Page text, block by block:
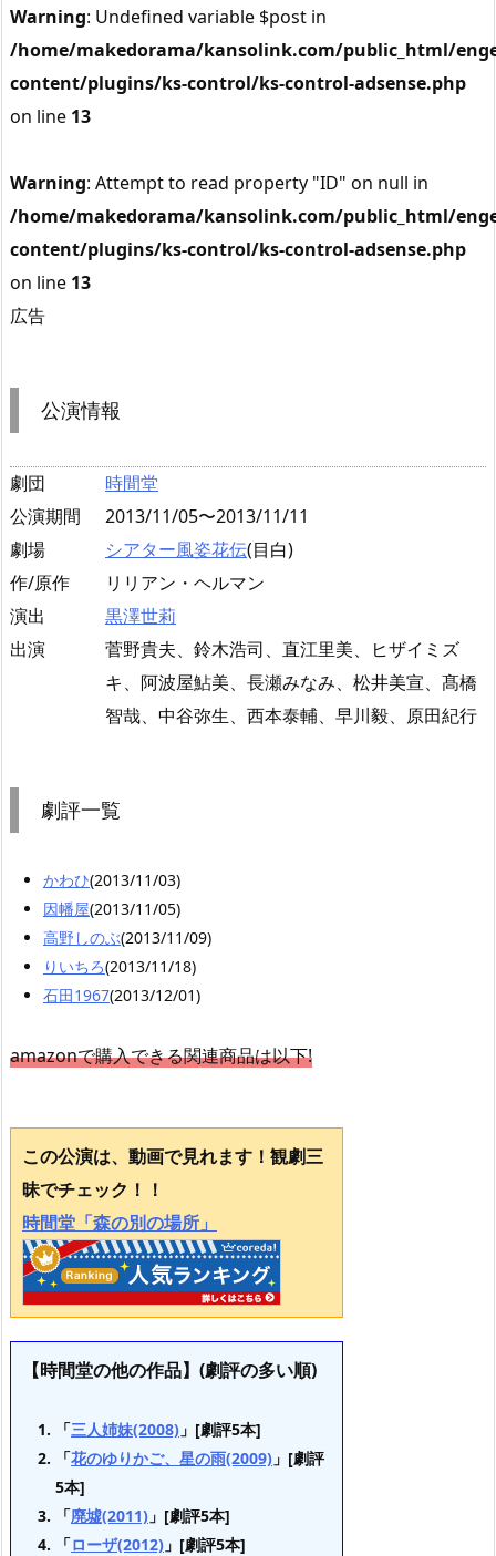
Warning: Undefined variable $post in
/home/makedorama/kansolink.com/public_html/
content/plugins/ks-control/ks-control-adsense.php
on line 13
Warning: Attempt to read property "ID" on null in
/home/makedorama/kansolink.com/public_html/
content/plugins/ks-control/ks-control-adsense.php
on line 13
広告
公演情報
劇団
時間堂
公演期間
2013/11/05〜2013/11/11
劇場
シアター風姿花伝(目白)
作/原作
リリアン・ヘルマン
演出
黒澤世莉
出演
菅野貴夫、鈴木浩司、直江里美、ヒザイミズ
キ、阿波屋鮎美、長瀬みなみ、松井美宣、髙橋
智哉、中谷弥生、西本泰輔、早川毅、原田紀行
劇評一覧
かわひ(2013/11/03)
因幡屋(2013/11/05)
高野しのぶ(2013/11/09)
りいちろ(2013/11/18)
石田1967(2013/12/01)
amazonで購入できる関連商品は以下!
この公演は、動画で見れます！観劇三
昧でチェック！！
時間堂「森の別の場所」
【時間堂の他の作品】(劇評の多い順)
「三人姉妹(2008) 」[劇評5本]
「花のゆりかご、星の雨(2009) 」[劇評
5本]
「廃墟(2011) 」[劇評5本]
「ローザ(2012) 」[劇評5本]